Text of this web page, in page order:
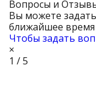
Вопросы и
Вы можете
ближайшее время
Чтобы задать
×
1 / 5